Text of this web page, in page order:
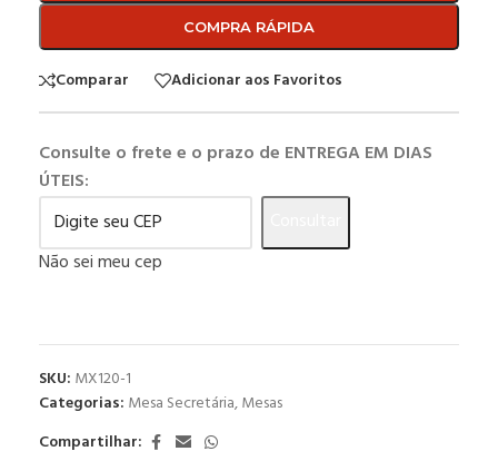
COMPRA RÁPIDA
Comparar Adicionar aos Favoritos
Consulte o frete e o prazo de ENTREGA EM DIAS
ÚTEIS:
Não sei meu cep
SKU: MX120-1
Categorias: Mesa Secretária,Mesas
Compartilhar: